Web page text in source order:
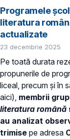
Programele
literatura
actualizate
23 decembrie 2025
Pe toată durata
propunerile de
liceal, precum și în
aici), membrii
literatura română
au analizat
trimise pe adresa